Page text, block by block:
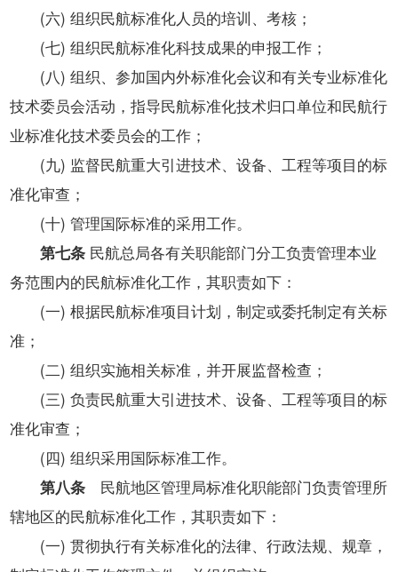
(六) 组织民航标准化人员的培训、考核；
(七) 组织民航标准化科技成果的申报工作；
(八) 组织、参加国内外标准化会议和有关专业标准化
技术委员会活动，指导民航标准化技术归口单位和民航行
业标准化技术委员会的工作；
(九) 监督民航重大引进技术、设备、工程等项目的标
准化审查；
(十) 管理国际标准的采用工作。
第七条民航总局各有关职能部门分工负责管理本业
务范围内的民航标准化工作，其职责如下：
(一) 根据民航标准项目计划，制定或委托制定有关标
准；
(二) 组织实施相关标准，并开展监督检查；
(三) 负责民航重大引进技术、设备、工程等项目的标
准化审查；
(四) 组织采用国际标准工作。
第八条民航地区管理局标准化职能部门负责管理所
辖地区的民航标准化工作，其职责如下：
(一) 贯彻执行有关标准化的法律、行政法规、规章，